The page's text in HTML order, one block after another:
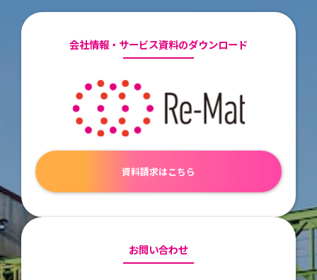
会社情報・サービス資料のダウンロード
資料請求はこちら
お問い合わせ